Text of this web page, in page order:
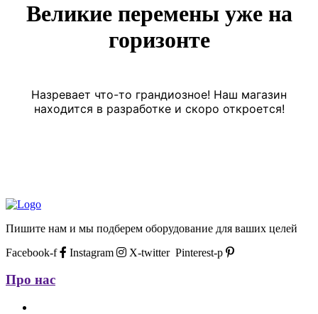
Великие перемены уже на
горизонте
Назревает что-то грандиозное! Наш магазин
находится в разработке и скоро откроется!
Пишите нам и мы подберем оборудование для ваших целей
Facebook-f
Instagram X-twitter Pinterest-p
Про нас